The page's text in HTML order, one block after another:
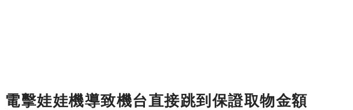
電擊娃娃機導致機台直接跳到保證取物金額